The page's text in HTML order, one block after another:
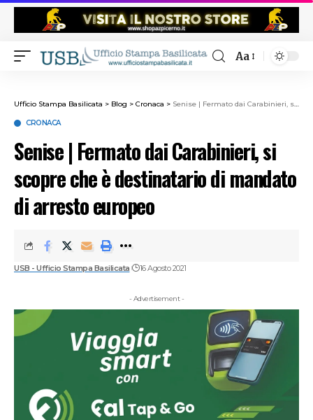
Aa
Ufficio Stampa Basilicata > Blog > Cronaca > Senise | Fermato dai Carabinieri, si scopre che è destinatario di mandato di arresto europeo
CRONACA
Senise | Fermato dai Carabinieri, si
scopre che è destinatario di mandato
di arresto europeo
USB - Ufficio Stampa Basilicata 16 Agosto 2021
- Advertisement -